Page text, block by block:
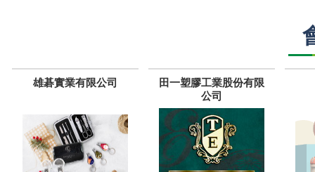
雄碁實業有限公司
田一塑膠工業股份有限
公司